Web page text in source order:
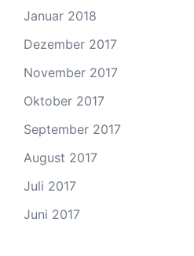
Januar 2018
Dezember 2017
November 2017
Oktober 2017
September 2017
August 2017
Juli 2017
Juni 2017